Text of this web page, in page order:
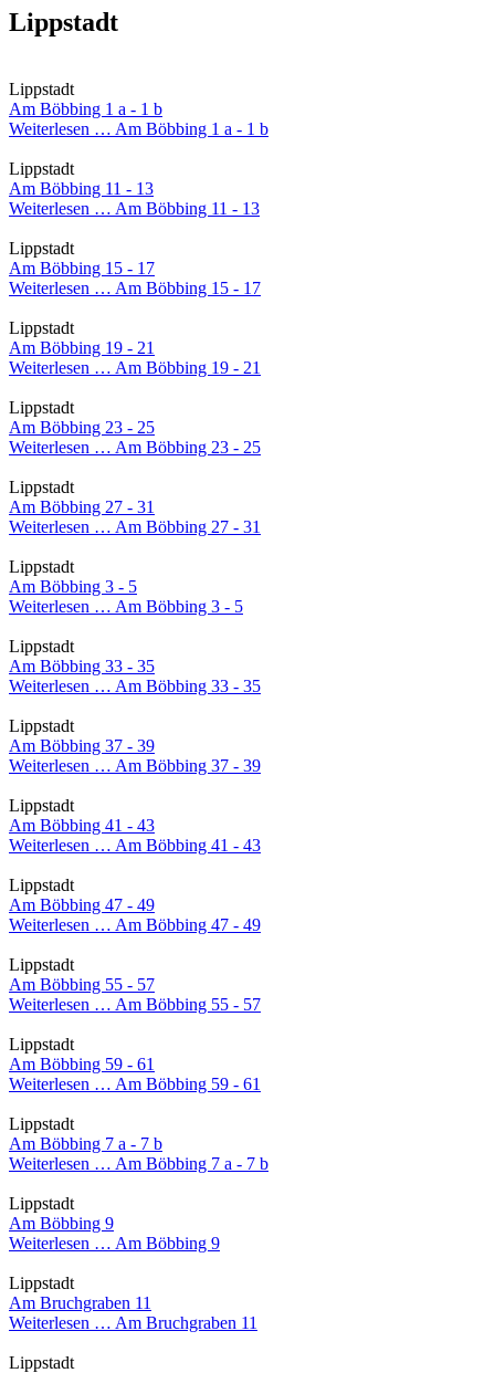
Lippstadt
Lippstadt
Am Böbbing 1 a - 1 b
Weiterlesen … Am Böbbing 1 a - 1 b
Lippstadt
Am Böbbing 11 - 13
Weiterlesen … Am Böbbing 11 - 13
Lippstadt
Am Böbbing 15 - 17
Weiterlesen … Am Böbbing 15 - 17
Lippstadt
Am Böbbing 19 - 21
Weiterlesen … Am Böbbing 19 - 21
Lippstadt
Am Böbbing 23 - 25
Weiterlesen … Am Böbbing 23 - 25
Lippstadt
Am Böbbing 27 - 31
Weiterlesen … Am Böbbing 27 - 31
Lippstadt
Am Böbbing 3 - 5
Weiterlesen … Am Böbbing 3 - 5
Lippstadt
Am Böbbing 33 - 35
Weiterlesen … Am Böbbing 33 - 35
Lippstadt
Am Böbbing 37 - 39
Weiterlesen … Am Böbbing 37 - 39
Lippstadt
Am Böbbing 41 - 43
Weiterlesen … Am Böbbing 41 - 43
Lippstadt
Am Böbbing 47 - 49
Weiterlesen … Am Böbbing 47 - 49
Lippstadt
Am Böbbing 55 - 57
Weiterlesen … Am Böbbing 55 - 57
Lippstadt
Am Böbbing 59 - 61
Weiterlesen … Am Böbbing 59 - 61
Lippstadt
Am Böbbing 7 a - 7 b
Weiterlesen … Am Böbbing 7 a - 7 b
Lippstadt
Am Böbbing 9
Weiterlesen … Am Böbbing 9
Lippstadt
Am Bruchgraben 11
Weiterlesen … Am Bruchgraben 11
Lippstadt